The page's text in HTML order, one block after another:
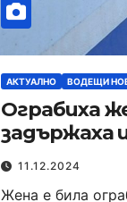
АКТУАЛНО ВОДЕЩИ
Ограбиха
задържаха
11.12.2024
Жена е била